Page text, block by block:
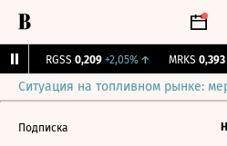
RGSS 0,209 +2,05%↑ MRKS 0,393
Ситуация на топливном рынке:
Подписка